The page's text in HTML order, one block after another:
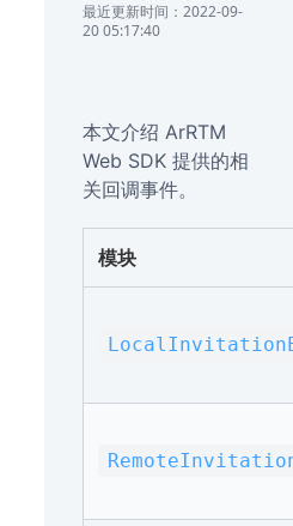
最近更新时间：2022-09-
20 05:17:40
本文介绍 ArRTM
Web SDK 提供的相
关回调事件。
模块